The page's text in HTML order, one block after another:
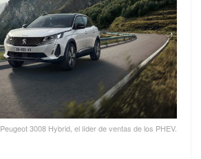
Peugeot 3008 Hybrid, el líder de ventas de los PHEV.